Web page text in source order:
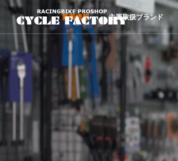
新着情報 主要取扱ブランド